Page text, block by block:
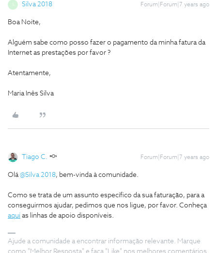
Silva 2018 Forum|Forum|7 years ago
Boa Noite,
Alguém sabe como posso fazer o pagamento da minha fatura da
Internet as prestações por favor ?
Atentamente,
Maria Inês Silva
Tiago C. Forum|Forum|7 years ago
Olá@Silva 2018, bem-vinda à comunidade.
Como se trata de um assunto específico da sua faturação, para a
conseguirmos ajudar, pedimos que nos ligue, por favor. Conheça
aqui as linhas de apoio disponíveis.
Ajude a comunidade a encontrar informação relevante. Marque
como "Melhor Resposta" e faça "Like" nos melhores comentários.